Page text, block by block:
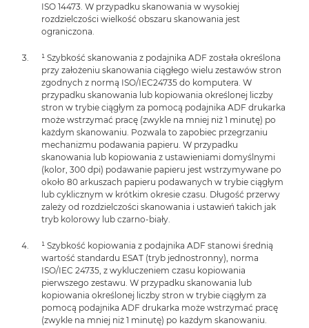
ISO 14473. W przypadku skanowania w wysokiej
rozdzielczości wielkość obszaru skanowania jest
ograniczona.
¹ Szybkość skanowania z podajnika ADF została określona
przy założeniu skanowania ciągłego wielu zestawów stron
zgodnych z normą ISO/IEC24735 do komputera. W
przypadku skanowania lub kopiowania określonej liczby
stron w trybie ciągłym za pomocą podajnika ADF drukarka
może wstrzymać pracę (zwykle na mniej niż 1 minutę) po
każdym skanowaniu. Pozwala to zapobiec przegrzaniu
mechanizmu podawania papieru. W przypadku
skanowania lub kopiowania z ustawieniami domyślnymi
(kolor, 300 dpi) podawanie papieru jest wstrzymywane po
około 80 arkuszach papieru podawanych w trybie ciągłym
lub cyklicznym w krótkim okresie czasu. Długość przerwy
zależy od rozdzielczości skanowania i ustawień takich jak
tryb kolorowy lub czarno-biały.
¹ Szybkość kopiowania z podajnika ADF stanowi średnią
wartość standardu ESAT (tryb jednostronny), norma
ISO/IEC 24735, z wykluczeniem czasu kopiowania
pierwszego zestawu. W przypadku skanowania lub
kopiowania określonej liczby stron w trybie ciągłym za
pomocą podajnika ADF drukarka może wstrzymać pracę
(zwykle na mniej niż 1 minutę) po każdym skanowaniu.